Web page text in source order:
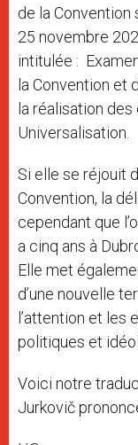
de la Convention
25 novembre
intitulée :
la Convention et
la réalisation
Universalisation.
Si elle se réjouit
Convention, la
cependant que
a cinq ans à
Elle met
d’une nouvelle
l’attention et les
politiques et
Voici notre
Jurkovič